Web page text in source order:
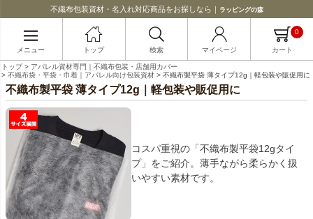
不織布包装資材・名入れ対応商品をお探しなら｜ ラッピングの森
メニュー トップ 検索 マイページ カート
0
トップ
アパレル資材専門｜不織布包装・店舗用カバー
不織布袋・平袋・巾着｜アパレル向け包装資材
不織布製平袋 薄タイプ12g｜軽包装や販促用に
不織布製平袋 薄タイプ12g｜軽包装や販促用に
コスパ重視の「不織布製平袋12gタイ
プ」をご紹介。薄手ながら柔らかく扱
いやすい素材です。